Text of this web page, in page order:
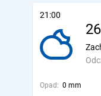
21:00
Opad: 0 mm